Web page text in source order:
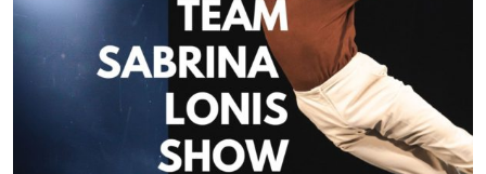
https://dev.sabrinalonis.fr/calendrier-stages-de-danse/
Navigation